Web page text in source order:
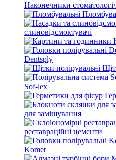
Наконечники
слиновідсмоктувачі
Dentsply
Sof-lex
для замішування
реставраційні цементи
Komet